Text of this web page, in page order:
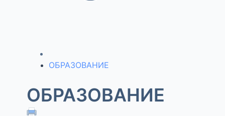
ОБРАЗОВАНИЕ
ОБРАЗОВАНИЕ